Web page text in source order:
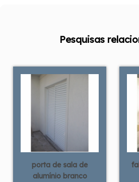
Pesquisas
porta de sala de
alumínio branco